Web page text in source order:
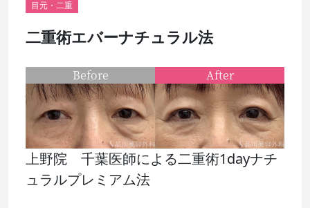
目元・二重
二重術エバーナチュラル法
上野院 千葉医師による二重術1dayナチ
ュラルプレミアム法
Before After